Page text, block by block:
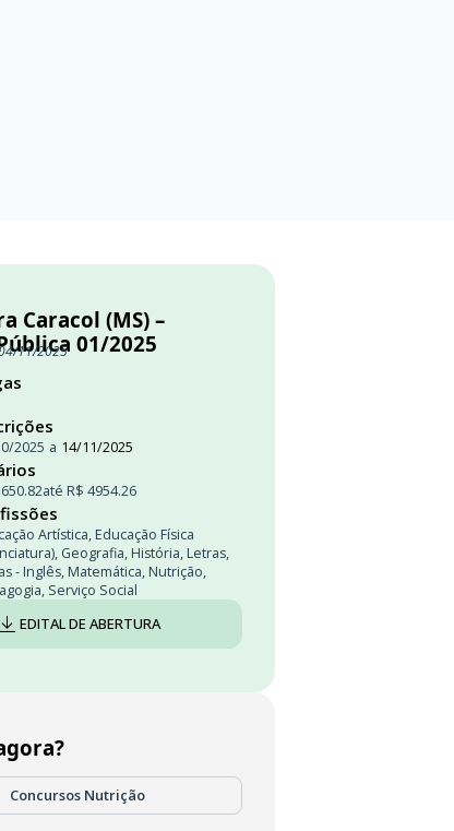
Caracol (MS) –
01/2025
11/2025
2025 a 14/11/2025
até R$ 4954.26
Artística, Educação Física
, Geografia, História, Letras,
- Inglês, Matemática, Nutrição,
, Serviço Social
EDITAL DE ABERTURA
Concursos Nutrição